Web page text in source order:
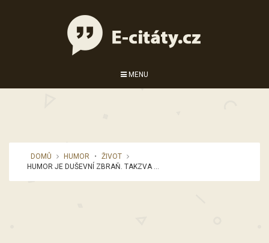
MENU
DOMŮ HUMOR •
ŽIVOT
HUMOR JE DUŠEVNÍ ZBRAŇ. TAKZVA ...